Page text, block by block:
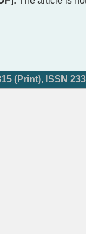
(Print), ISSN